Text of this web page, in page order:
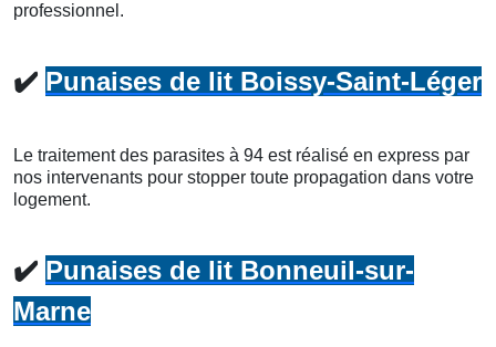
professionnel.
✔️ Punaises de lit Boissy-Saint-Léger
Le traitement des parasites à 94 est réalisé en express par
nos intervenants pour stopper toute propagation dans votre
logement.
✔️ Punaises de lit Bonneuil-sur-
Marne